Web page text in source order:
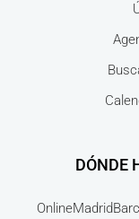
DÓNDE
OnlineMadrid